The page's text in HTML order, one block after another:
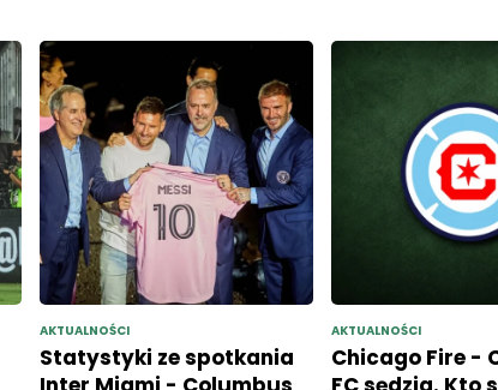
AKTUALNOŚCI
Statystyki ze spotkania
AKTUALNOŚCI
Chicago Fire -